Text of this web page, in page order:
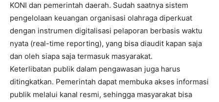
KONI dan pemerintah daerah. Sudah saatnya sistem
pengelolaan keuangan organisasi olahraga diperkuat
dengan instrumen digitalisasi pelaporan berbasis waktu
nyata (real-time reporting), yang bisa diaudit kapan saja
dan oleh siapa saja termasuk masyarakat.
Keterlibatan publik dalam pengawasan juga harus
ditingkatkan. Pemerintah dapat membuka akses informasi
publik melalui kanal resmi, sehingga masyarakat bisa